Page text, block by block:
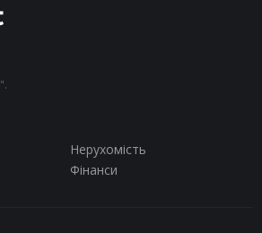
Нерухомість
Фінанси